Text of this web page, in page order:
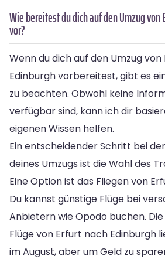
Wie bereitest du dich auf den Umzug von
vor?
Wenn du dich auf den Umzug
Edinburgh vorbereitest, gibt es
zu beachten. Obwohl keine
verfügbar sind, kann ich dir
eigenen Wissen helfen.
Ein entscheidender Schritt bei
deines Umzugs ist die Wahl des
Eine Option ist das Fliegen von
Du kannst günstige Flüge bei
Anbietern wie Opodo buchen.
Flüge von Erfurt nach Edinburgh
im August, aber um Geld zu